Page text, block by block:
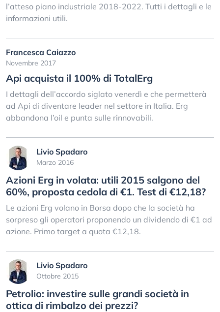
l’atteso piano industriale 2018-2022. Tutti i dettagli e le
informazioni utili.
Francesca Caiazzo
Novembre 2017
Api acquista il 100% di TotalErg
I dettagli dell’accordo siglato venerdì e che permetterà
ad Api di diventare leader nel settore in Italia. Erg
abbandona l’oil e punta sulle rinnovabili.
Livio Spadaro
Marzo 2016
Azioni Erg in volata: utili 2015 salgono del
60%, proposta cedola di €1. Test di €12,18?
Le azioni Erg volano in Borsa dopo che la società ha
sorpreso gli operatori proponendo un dividendo di €1 ad
azione. Primo target a quota €12,18.
Livio Spadaro
Ottobre 2015
Petrolio: investire sulle grandi società in
ottica di rimbalzo dei prezzi?